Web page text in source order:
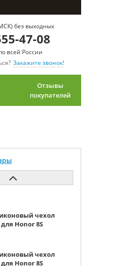
без выходных
47-08
всей России
Закажите звонок!
Отзывы
покупателей
чехол
Honor 8S
чехол
Honor 8S